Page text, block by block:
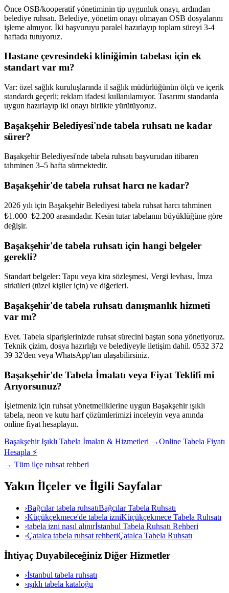
Önce OSB/kooperatif yönetiminin tip uygunluk onayı, ardından
belediye ruhsatı. Belediye, yönetim onayı olmayan OSB dosyalarını
işleme almıyor. İki başvuruyu paralel hazırlayıp toplam süreyi 3-4
haftada tutuyoruz.
Hastane çevresindeki kliniğimin tabelası için ek
standart var mı?
Var: özel sağlık kuruluşlarında il sağlık müdürlüğünün ölçü ve içerik
standardı geçerli; reklam ifadesi kullanılamıyor. Tasarımı standarda
uygun hazırlayıp iki onayı birlikte yürütüyoruz.
Başakşehir Belediyesi'nde tabela ruhsatı ne kadar
sürer?
Başakşehir Belediyesi'nde tabela ruhsatı başvurudan itibaren
tahminen 3–5 hafta sürmektedir.
Başakşehir'de tabela ruhsat harcı ne kadar?
2026 yılı için Başakşehir Belediyesi tabela ruhsat harcı tahminen
₺1.000–₺2.200 arasındadır. Kesin tutar tabelanın büyüklüğüne göre
değişir.
Başakşehir'de tabela ruhsatı için hangi belgeler
gerekli?
Standart belgeler: Tapu veya kira sözleşmesi, Vergi levhası, İmza
sirküleri (tüzel kişiler için) ve diğerleri.
Başakşehir'de tabela ruhsatı danışmanlık hizmeti
var mı?
Evet. Tabela siparişlerinizde ruhsat sürecini baştan sona yönetiyoruz.
Teknik çizim, dosya hazırlığı ve belediyeyle iletişim dahil. 0532 372
39 32'den veya WhatsApp'tan ulaşabilirsiniz.
Başakşehir'de Tabela İmalatı veya Fiyat Teklifi mi
Arıyorsunuz?
İşletmeniz için ruhsat yönetmeliklerine uygun Başakşehirışıklı
tabela, neon ve kutu harf çözümlerimizi inceleyin veya anında
online fiyat hesaplayın.
BaşakşehirIşıklı Tabela İmalatı & Hizmetleri →Online Tabela Fiyatı
Hesapla ⚡
→ Tüm ilçe ruhsat rehberi
Yakın İlçeler ve İlgili Sayfalar
›Bağcılar tabela ruhsatıBağcılar Tabela Ruhsatı
›Küçükçekmece'de tabela izniKüçükçekmece Tabela Ruhsatı
›tabela izni nasıl alınırİstanbul Tabela Ruhsatı Rehberi
›Çatalca tabela ruhsat rehberiÇatalca Tabela Ruhsatı
İhtiyaç Duyabileceğiniz Diğer Hizmetler
›İstanbul tabela ruhsatı
›ışıklı tabela kataloğu